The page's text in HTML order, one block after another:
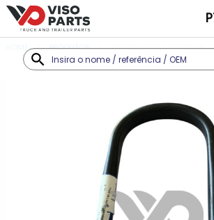
PRODUTOS CARROÇARIA / REBOQUE